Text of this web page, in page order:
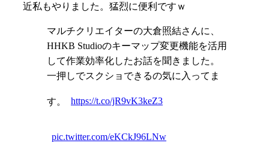
近私もやりました。猛烈に便利ですｗ
マルチクリエイターの大倉照結さんに、
HHKB Studioのキーマップ変更機能を活用
して作業効率化したお話を聞きました。
一押しでスクショできるの気に入ってま
す。 https://t.co/jR9vK3keZ3
pic.twitter.com/eKCkJ96LNw